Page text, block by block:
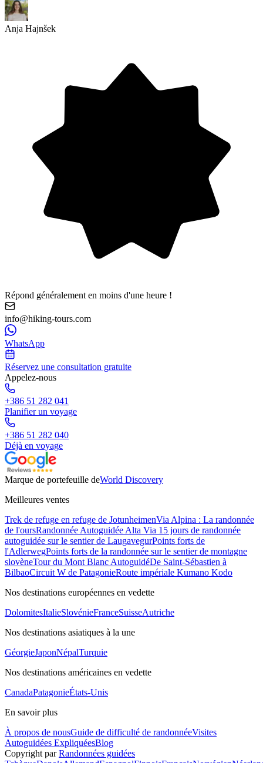
Anja Hajnšek
Répond généralement en moins d'une heure !
info@hiking-tours.com
WhatsApp
Réservez une consultation gratuite
Appelez-nous
+386 51 282 041
Planifier un voyage
+386 51 282 040
Déjà en voyage
Marque de portefeuille deWorld Discovery
Meilleures ventes
Trek de refuge en refuge de JotunheimenVia Alpina : La randonnée
de l'oursRandonnée Autoguidée Alta Via 1 5 jours de randonnée
autoguidée sur le sentier de LaugavegurPoints forts de
l'AdlerwegPoints forts de la randonnée sur le sentier de montagne
slovèneTour du Mont Blanc AutoguidéDe Saint-Sébastien à
BilbaoCircuit W de PatagonieRoute impériale Kumano Kodo
Nos destinations européennes en vedette
DolomitesItalieSlovénieFranceSuisseAutriche
Nos destinations asiatiques à la une
GéorgieJaponNépalTurquie
Nos destinations américaines en vedette
CanadaPatagonieÉtats-Unis
En savoir plus
À propos de nousGuide de difficulté de randonnéeVisites
Autoguidées ExpliquéesBlog
Copyright par Randonnées guidées